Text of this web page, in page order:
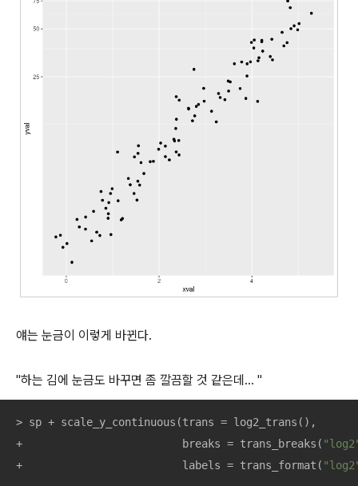
얘는 눈금이 이렇게 바뀐다.
"하는 김에 눈금도 바꾸면 좀 깔끔할 것 같은데... "
> sp + scale_y_continuous(trans = log2_trans(),
+                         breaks = trans_breaks(
+                         labels = trans_format(